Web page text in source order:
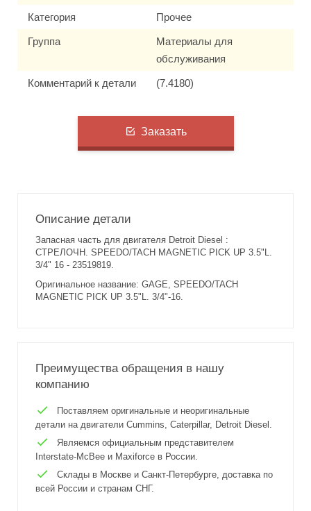
Категория Прочее
Группа
Материалы для
обслуживания
Комментарий к детали (7.4180)
Заказать
Описание детали
Запасная часть для двигателя Detroit Diesel :
СТРЕЛОЧН. SPEEDO/TACH MAGNETIC PICK UP 3.5"L.
3/4" 16 - 23519819.
Оригинальное название: GAGE, SPEEDO/TACH
MAGNETIC PICK UP 3.5"L. 3/4"-16.
Преимущества обращения в нашу
компанию
Поставляем оригинальные и неоригинальные
детали на двигатели Cummins, Caterpillar, Detroit Diesel.
Являемся официальным представителем
Interstate-McBee и Maxiforce в России.
Склады в Москве и Санкт-Петербурге, доставка по
всей России и странам СНГ.